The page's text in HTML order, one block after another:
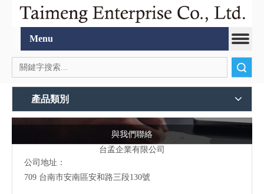
Menu
產品類別
與我們聯絡
台孟企業有限公司
公司地址：
709 台南市安南區安和路三段130號